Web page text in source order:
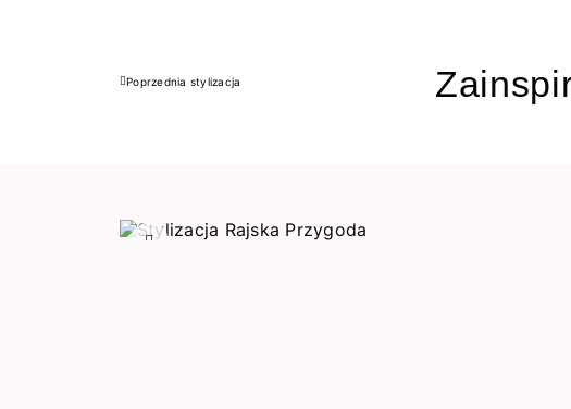
Poprzedni
Poprzednia stylizacja